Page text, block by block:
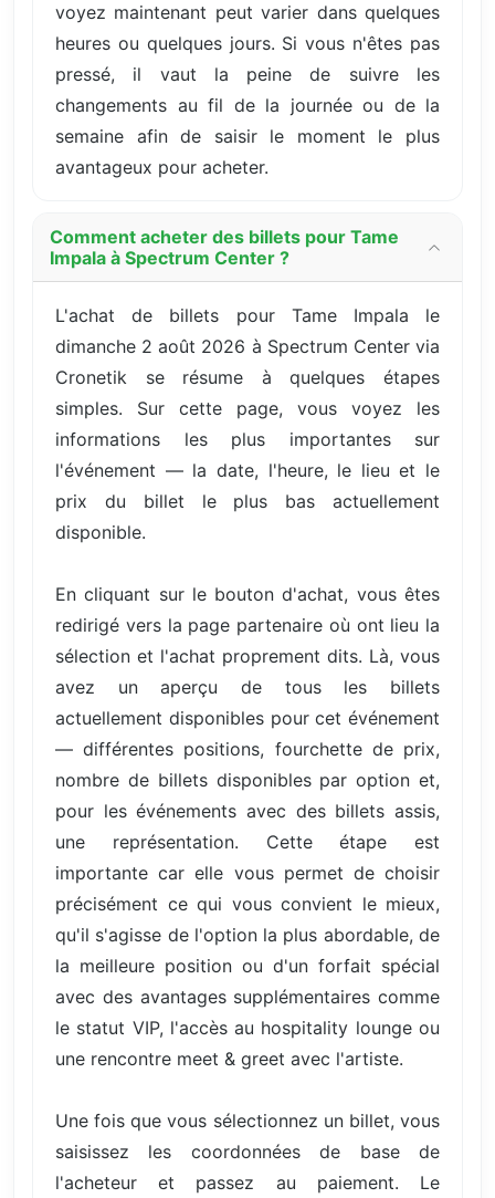
voyez maintenant peut varier dans quelques
heures ou quelques jours. Si vous n'êtes pas
pressé, il vaut la peine de suivre les
changements au fil de la journée ou de la
semaine afin de saisir le moment le plus
avantageux pour acheter.
Comment acheter des billets pour Tame
Impala à Spectrum Center ?
L'achat de billets pour Tame Impala le
dimanche 2 août 2026 à Spectrum Center via
Cronetik se résume à quelques étapes
simples. Sur cette page, vous voyez les
informations les plus importantes sur
l'événement — la date, l'heure, le lieu et le
prix du billet le plus bas actuellement
disponible.
En cliquant sur le bouton d'achat, vous êtes
redirigé vers la page partenaire où ont lieu la
sélection et l'achat proprement dits. Là, vous
avez un aperçu de tous les billets
actuellement disponibles pour cet événement
— différentes positions, fourchette de prix,
nombre de billets disponibles par option et,
pour les événements avec des billets assis,
une représentation. Cette étape est
importante car elle vous permet de choisir
précisément ce qui vous convient le mieux,
qu'il s'agisse de l'option la plus abordable, de
la meilleure position ou d'un forfait spécial
avec des avantages supplémentaires comme
le statut VIP, l'accès au hospitality lounge ou
une rencontre meet & greet avec l'artiste.
Une fois que vous sélectionnez un billet, vous
saisissez les coordonnées de base de
l'acheteur et passez au paiement. Le